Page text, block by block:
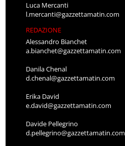
Luca Mercanti
l.mercanti@gazzettamatin.com
REDAZIONE
Alessandro Bianchet
a.bianchet@gazzettamatin.com
Danila Chenal
d.chenal@gazzettamatin.com
Erika David
e.david@gazzettamatin.com
Davide Pellegrino
d.pellegrino@gazzettamatin.com